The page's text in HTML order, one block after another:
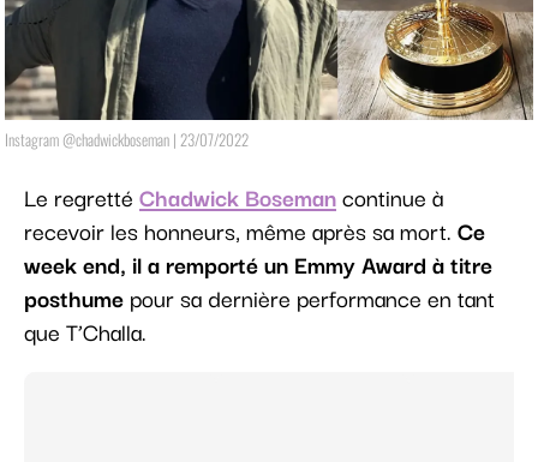
Instagram @chadwickboseman | 23/07/2022
Le regretté Chadwick Bosemancontinue à
recevoir les honneurs, même après sa mort. Ce
week end, il a remporté un Emmy Award à titre
posthume pour sa dernière performance en tant
que T’Challa.